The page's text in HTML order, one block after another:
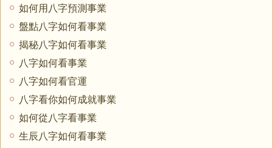
如何用八字預測事業
盤點八字如何看事業
揭秘八字如何看事業
八字如何看事業
八字如何看官運
八字看你如何成就事業
如何從八字看事業
生辰八字如何看事業